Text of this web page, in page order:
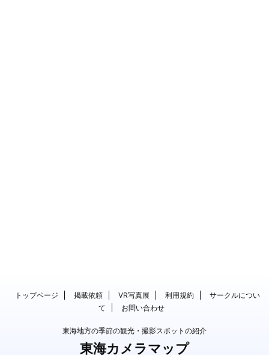
トップページ 掲載依頼 VR写真展 利用規約
サークルについ
て
お問い合わせ
東海地方の季節の観光・撮影スポットの紹介
東海カメラマップ